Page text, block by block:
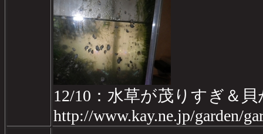
12/10：水草が茂りすぎ＆
http://www.kay.ne.jp/garden/